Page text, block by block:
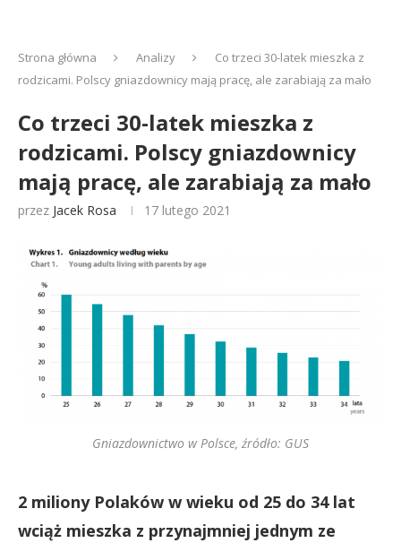
Strona główna Analizy
Co trzeci 30-latek mieszka z
rodzicami. Polscy gniazdownicy mają pracę, ale zarabiają za mało
Co trzeci 30-latek mieszka z
rodzicami. Polscy gniazdownicy
mają pracę, ale zarabiają za mało
przez Jacek Rosa 17 lutego 2021
Gniazdownictwo w Polsce, źródło: GUS
2 miliony Polaków w wieku od 25 do 34 lat
wciąż mieszka z przynajmniej jednym ze